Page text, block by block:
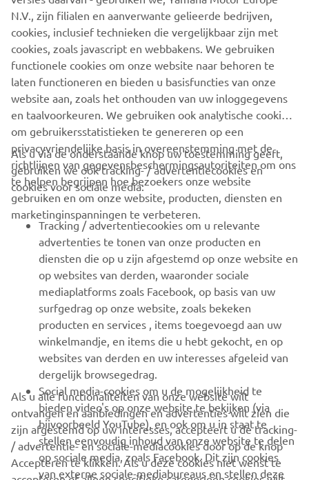
ONTDEK DE TRACER 9
CORPORATE
VOOR BEDRIJVEN
MEER YAMAHA
ONDERSTEUNING
NIEUWSBRIEF
Wees de eerste die meer te weten komt over de nieuwste deals,
speciale evenementen, nieuwe producten en nog veel meer
ABONNEREN
N.V., zijn filialen en aanverwante gelieerde bedrijven,
cookies, inclusief technieken die vergelijkbaar zijn met
cookies, zoals javascript en webbakens. We gebruiken
functionele cookies om onze website naar behoren te
laten functioneren en bieden u basisfuncties van onze
website aan, zoals het onthouden van uw inloggegevens
en taalvoorkeuren. We gebruiken ook analytische cookies
om gebruikersstatistieken te genereren op een
privacyvriendelijke basis in overeenstemming met de
richtlijnen van gegevensbeschermingsautoriteiten om ons
te helpen begrijpen hoe bezoekers onze website
gebruiken en om onze website, producten, diensten en
marketinginspanningen te verbeteren.
Als u via de onderstaande knop uw toestemming geeft,
gebruiken we ook tracking- / advertentiecookies en
cookies voor sociale media:
Tracking / advertentiecookies om u relevante
advertenties te tonen van onze producten en
diensten die op u zijn afgestemd op onze website en
op websites van derden, waaronder sociale
mediaplatforms zoals Facebook, op basis van uw
surfgedrag op onze website, zoals bekeken
producten en services , items toegevoegd aan uw
winkelmandje, en items die u hebt gekocht, en op
websites van derden en uw interesses afgeleid van
dergelijk browsegedrag.
Social media-cookies om u de mogelijkheid te
bieden video's op onze website te bekijken (via
bijvoorbeeld YouTube), en ook om u in staat te
stellen eenvoudig inhoud van onze website te delen
op sociale media, zoals Facebook. Dit zijn cookies
van externe sociale-mediabureaus en stellen deze
Als u alle functionaliteiten van onze website wilt
ontvangen en aanbiedingen en advertenties wilt zien die
zijn afgestemd op uw interesses, accepteert u de tracking-
/ advertentie- en sociale-mediacookies door op de knop
Accepteren te klikken. Als u deze cookies niet wenst te